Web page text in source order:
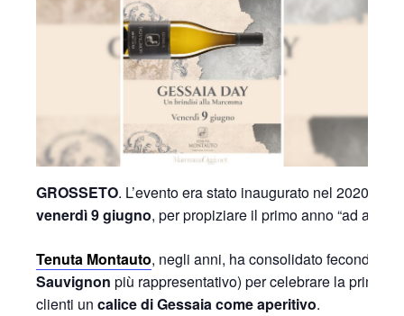
GROSSETO. L’evento era stato inaugurato nel 2020,
venerdì 9 giugno, per propiziare il primo anno “ad
Tenuta Montauto, negli anni, ha consolidato fecondi
Sauvignon più rappresentativo) per celebrare la prima
clienti un calice di Gessaia come aperitivo.